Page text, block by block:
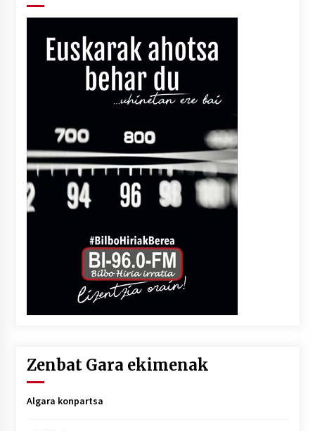
Zenbat Gara ekimenak
Algara konpartsa